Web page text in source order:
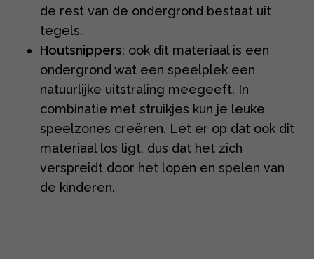
de rest van de ondergrond bestaat uit
tegels.
Houtsnippers: ook dit materiaal is een
ondergrond wat een speelplek een
natuurlijke uitstraling meegeeft. In
combinatie met struikjes kun je leuke
speelzones creëren. Let er op dat ook dit
materiaal los ligt, dus dat het zich
verspreidt door het lopen en spelen van
de kinderen.